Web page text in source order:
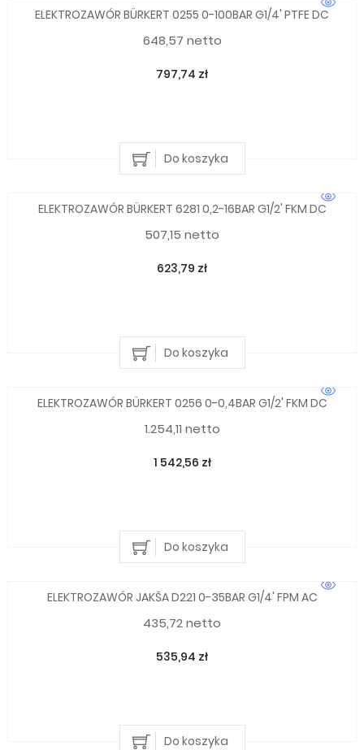
ELEKTROZAWÓR BÜRKERT 0255 0-100BAR G1/4' PTFE DC
648,57 netto
797,74 zł
Do koszyka
ELEKTROZAWÓR BÜRKERT 6281 0,2-16BAR G1/2' FKM DC
507,15 netto
623,79 zł
Do koszyka
ELEKTROZAWÓR BÜRKERT 0256 0-0,4BAR G1/2' FKM DC
1.254,11 netto
1 542,56 zł
Do koszyka
ELEKTROZAWÓR JAKŠA D221 0-35BAR G1/4' FPM AC
435,72 netto
535,94 zł
Do koszyka